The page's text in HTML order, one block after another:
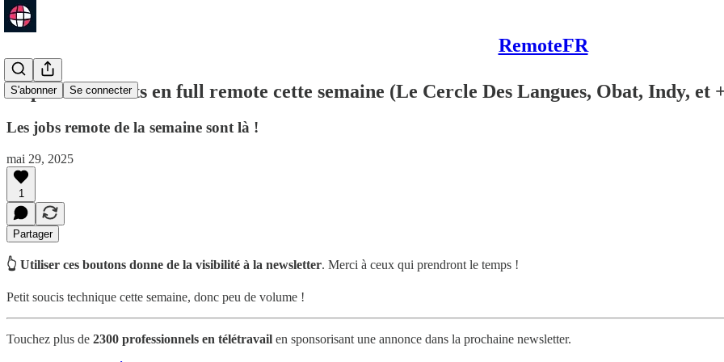
RemoteFR
S'abonner Se connecter
17 postes ouverts en full remote cette semaine (Le Cercle Des Langues, Obat, Indy, et
Les jobs remote de la semaine sont là !
mai 29, 2025
1
Partager
👆 Utiliser ces boutons donne de la visibilité à la newsletter. Merci à ceux qui prendront le temps !
Petit soucis technique cette semaine, donc peu de volume !
Touchez plus de 2300 professionnels en télétravail en sponsorisant une annonce dans la prochaine newsletter.